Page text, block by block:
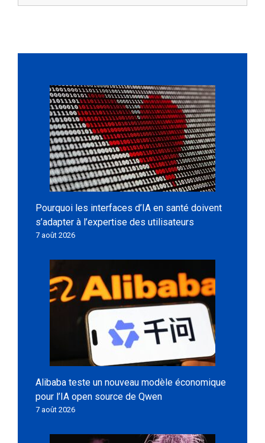
Pourquoi les interfaces d’IA en santé doivent
s’adapter à l’expertise des utilisateurs
7 août 2026
Alibaba teste un nouveau modèle économique
pour l’IA open source de Qwen
7 août 2026